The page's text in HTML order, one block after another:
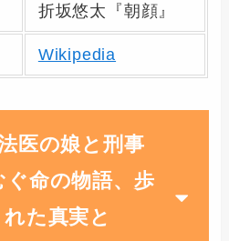
折坂悠太『朝顔』
Wikipedia
医の娘と刑事
命の物語、歩
た真実と